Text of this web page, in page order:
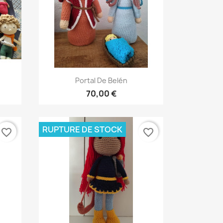
Aperçu rapide
Portal De Belén
70,00 €
favorite_border RUPTURE DE STOCK favorite_border